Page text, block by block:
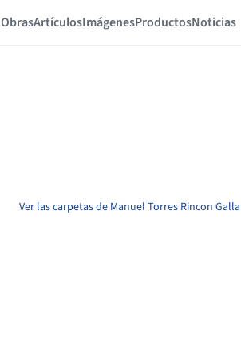
ObrasArtículosImágenesProductosNoticias
Ver las carpetas de Manuel Torres Rincon